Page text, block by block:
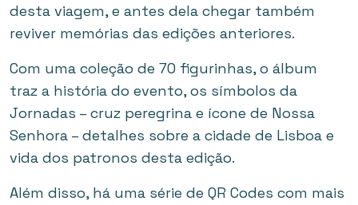
desta viagem, e antes dela chegar também
reviver memórias das edições anteriores.
Com uma coleção de 70 figurinhas, o álbum
traz a história do evento, os símbolos da
Jornadas – cruz peregrina e ícone de Nossa
Senhora – detalhes sobre a cidade de Lisboa e
vida dos patronos desta edição.
Além disso, há uma série de QR Codes com mais